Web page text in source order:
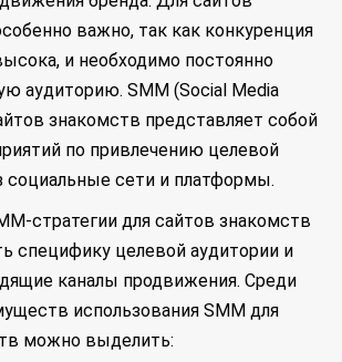
важно, так как конкуренция
и необходимо постоянно
аудиторию. SMM (Social Media
знакомств представляет собой
по привлечению целевой
социальные сети и платформы.
стратегии для сайтов знакомств
специфику целевой аудитории и
каналы продвижения. Среди
использования SMM для
можно выделить: